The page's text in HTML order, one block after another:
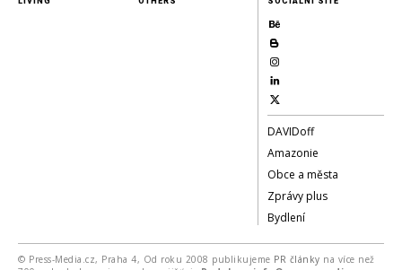
DAVIDoff
Amazonie
Obce a města
Zprávy plus
Bydlení
© Press-Media.cz, Praha 4, Od roku 2008 publikujeme PR články na více než